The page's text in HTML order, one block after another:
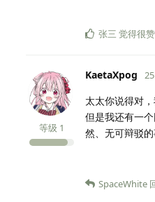
张三 觉得很赞
KaetaXpog
等级 1
太太你说得对，
但是我还有一
然、无可辩驳
SpaceWhite